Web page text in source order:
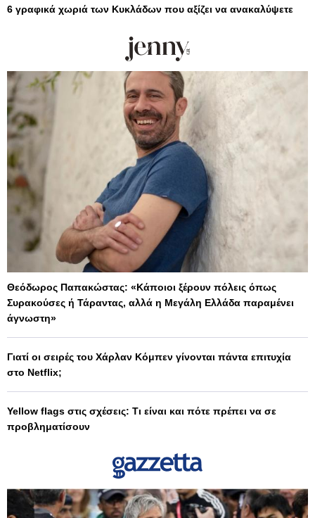
6 γραφικά χωριά των Κυκλάδων που αξίζει να ανακαλύψετε
Θεόδωρος Παπακώστας: «Κάποιοι ξέρουν πόλεις όπως
Συρακούσες ή Τάραντας, αλλά η Μεγάλη Ελλάδα παραμένει
άγνωστη»
Γιατί οι σειρές του Χάρλαν Κόμπεν γίνονται πάντα επιτυχία
στο Netflix;
Yellow flags στις σχέσεις: Τι είναι και πότε πρέπει να σε
προβληματίσουν